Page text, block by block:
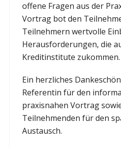
offene Fragen aus der
Vortrag bot den
Teilnehmern wertvolle
Herausforderungen, die
Kreditinstitute zukommen.
Ein herzliches
Referentin für den
praxisnahen Vortrag
Teilnehmenden für den
Austausch.